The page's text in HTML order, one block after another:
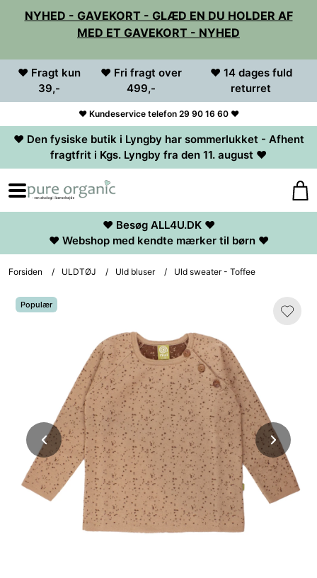
NYHED - GAVEKORT - GLÆD EN DU HOLDER AF
MED ET GAVEKORT - NYHED
♥ Fragt kun
39,-
♥ Fri fragt over
499,-
♥ 14 dages fuld
returret
♥ Kundeservice telefon 29 90 16 60 ♥
♥ Den fysiske butik i Lyngby har sommerlukket - Afhent
fragtfrit i Kgs. Lyngby fra den 11. august ♥
♥ Besøg ALL4U.DK ♥
♥ Webshop med kendte mærker til børn ♥
Forsiden / ULDTØJ / Uld bluser / Uld sweater - Toffee
Populær